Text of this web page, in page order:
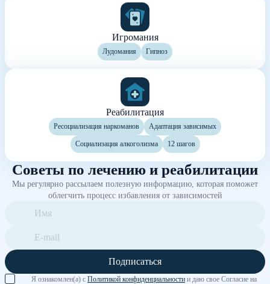
Игромания
Лудомания Гипноз
Реабилитация
Ресоциализация наркоманов Адаптация зависимых
Социализация алкоголизма 12 шагов
Советы по лечению и реабилитации
Мы регулярно рассылаем полезную информацию, которая поможет
облегчить процесс избавления от зависимостей
Подписаться
Я ознакомлен(а) с Политикой конфиденциальности и даю свое Согласие на